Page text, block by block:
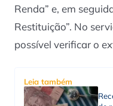
Renda” e, em
Restituição”. No
possível verificar o
Leia também